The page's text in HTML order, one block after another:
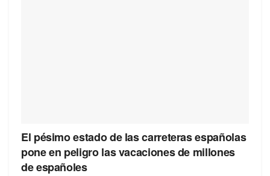
El pésimo estado de las carreteras españolas
pone en peligro las vacaciones de millones
de españoles